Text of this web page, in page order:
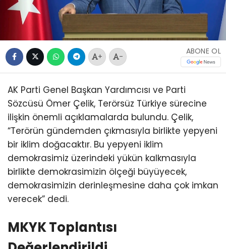
+ -
ABONE OL
AK Parti Genel Başkan Yardımcısı ve Parti
Sözcüsü Ömer Çelik, Terörsüz Türkiye sürecine
ilişkin önemli açıklamalarda bulundu. Çelik,
“Terörün gündemden çıkmasıyla birlikte yepyeni
bir iklim doğacaktır. Bu yepyeni iklim
demokrasimiz üzerindeki yükün kalkmasıyla
birlikte demokrasimizin ölçeği büyüyecek,
demokrasimizin derinleşmesine daha çok imkan
verecek” dedi.
MKYK Toplantısı